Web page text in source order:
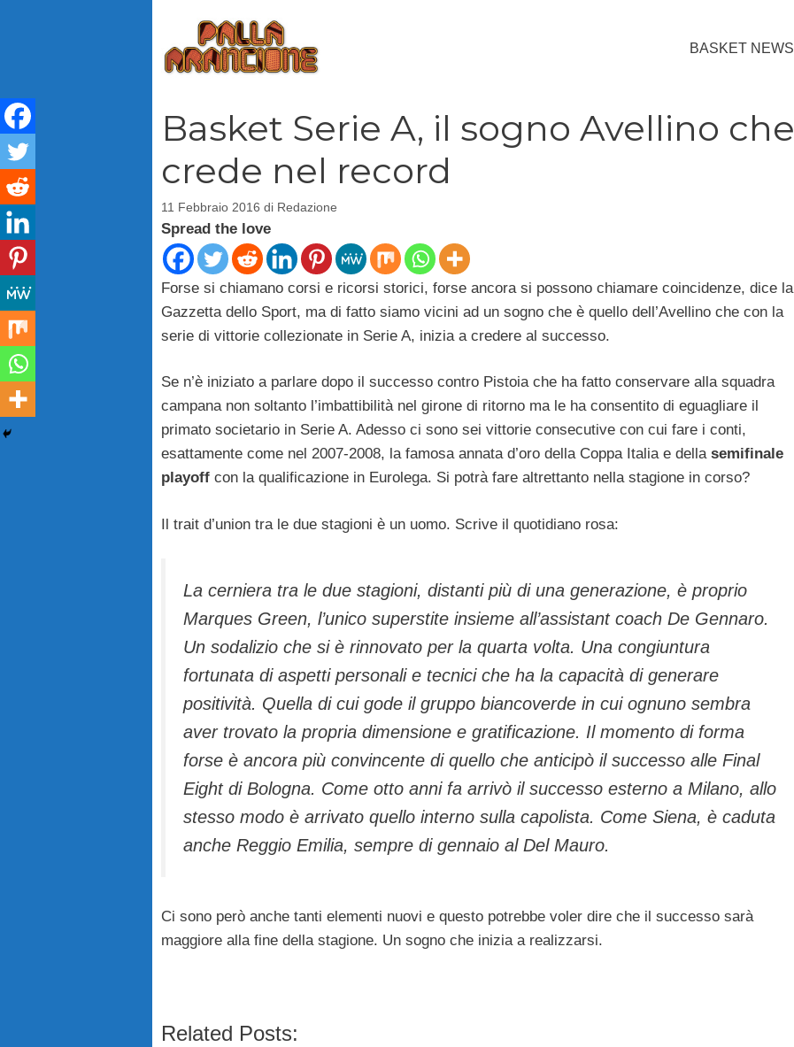
BASKET NEWS
Basket Serie A, il sogno Avellino che
crede nel record
11 Febbraio 2016 di Redazione
Spread the love
Forse si chiamano corsi e ricorsi storici, forse ancora si possono chiamare coincidenze, dice la
Gazzetta dello Sport, ma di fatto siamo vicini ad un sogno che è quello dell’Avellino che con la
serie di vittorie collezionate in Serie A, inizia a credere al successo.
Se n’è iniziato a parlare dopo il successo contro Pistoia che ha fatto conservare alla squadra
campana non soltanto l’imbattibilità nel girone di ritorno ma le ha consentito di eguagliare il
primato societario in Serie A. Adesso ci sono sei vittorie consecutive con cui fare i conti,
esattamente come nel 2007-2008, la famosa annata d’oro della Coppa Italia e della semifinale
playoff con la qualificazione in Eurolega. Si potrà fare altrettanto nella stagione in corso?
Il trait d’union tra le due stagioni è un uomo. Scrive il quotidiano rosa:
La cerniera tra le due stagioni, distanti più di una generazione, è proprio
Marques Green, l’unico superstite insieme all’assistant coach De Gennaro.
Un sodalizio che si è rinnovato per la quarta volta. Una congiuntura
fortunata di aspetti personali e tecnici che ha la capacità di generare
positività. Quella di cui gode il gruppo biancoverde in cui ognuno sembra
aver trovato la propria dimensione e gratificazione. Il momento di forma
forse è ancora più convincente di quello che anticipò il successo alle Final
Eight di Bologna. Come otto anni fa arrivò il successo esterno a Milano, allo
stesso modo è arrivato quello interno sulla capolista. Come Siena, è caduta
anche Reggio Emilia, sempre di gennaio al Del Mauro.
Ci sono però anche tanti elementi nuovi e questo potrebbe voler dire che il successo sarà
maggiore alla fine della stagione. Un sogno che inizia a realizzarsi.
Related Posts: